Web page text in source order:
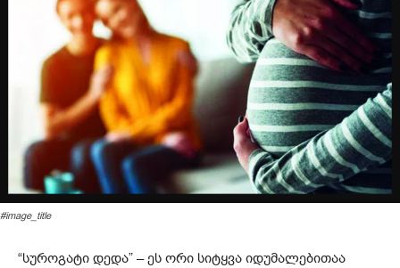
#image_title
“სუროგატი დედა” – ეს ორი სიტყვა იდუმალებითაა